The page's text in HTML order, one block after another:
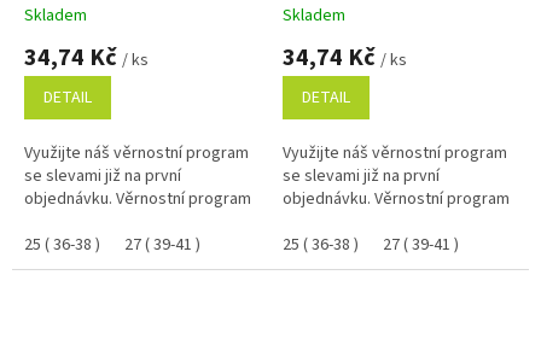
Skladem
34,74 Kč / ks
DETAIL
Využijte náš věrnostní program
se slevami již na první
objednávku. Věrnostní program
25 ( 36-38 )
27 ( 39-41 )
Skladem
34,74 Kč / ks
DETAIL
Využijte náš věrnostní program
se slevami již na první
objednávku. Věrnostní program
25 ( 36-38 )
27 ( 39-41 )